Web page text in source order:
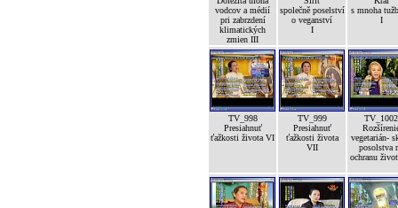
vodcov a médií
pri zabrzdení
klimatických
zmien III
společně poselství
o veganství
I
s mnoha
I
TV_998
Presiahnuť
ťažkosti života VI
TV_999
Presiahnuť
ťažkosti života
VII
TV_1002
vegetarián-
posolstva
ochranu